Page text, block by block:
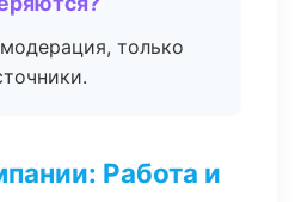
только
Работа и